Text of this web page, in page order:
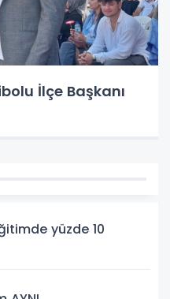
İlçe Başkanı
yüzde 10